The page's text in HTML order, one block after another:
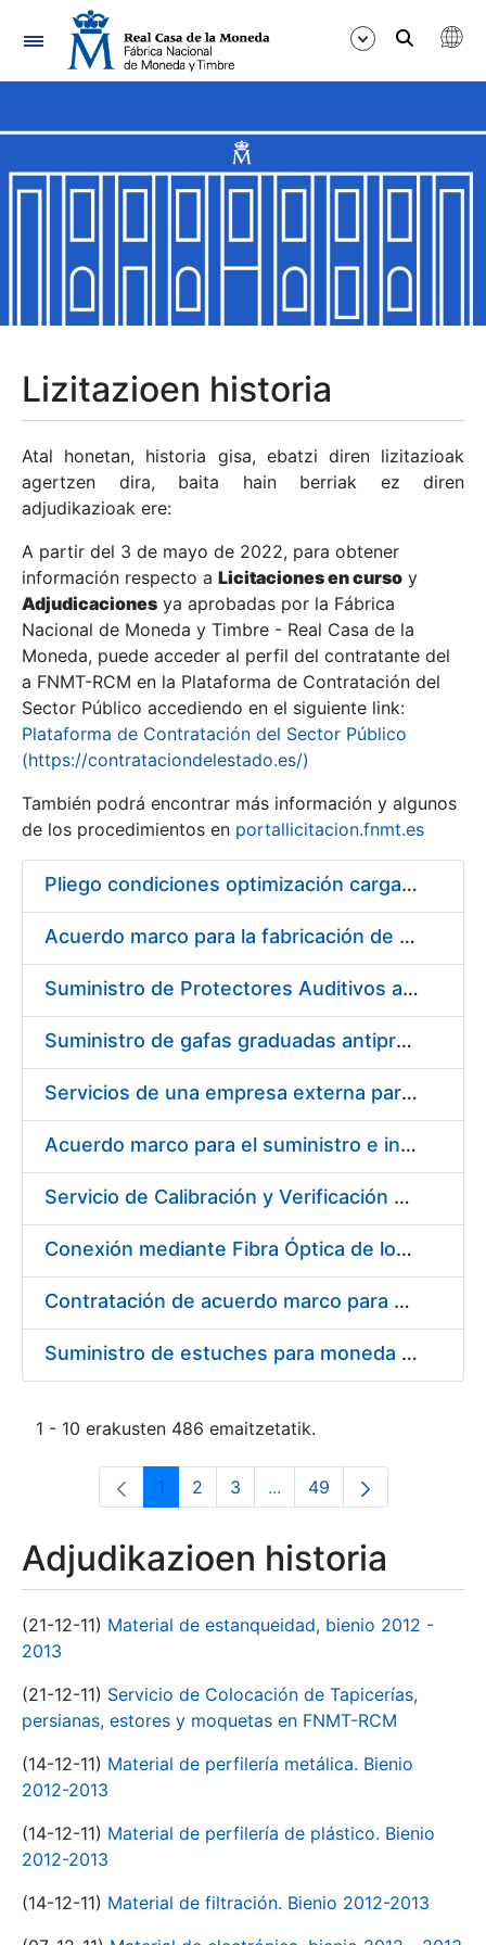
Nabigazioa
Erakutsi/Ezkutatu
Erakutsi/Ezkutatu
Erakutsi/Ezkutatu
Erakutsi/Ezkutatu
Erakutsi/Ezkutatu
Erakutsi/Ezkutatu
Erakutsi/Ezkutatu
Erakutsi/Ezkutatu
Lizitazioen historia
Atal honetan, historia gisa, ebatzi diren lizitazioak
agertzen dira, baita hain berriak ez diren
adjudikazioak ere:
A partir del 3 de mayo de 2022, para obtener
información respecto a Licitaciones en curso y
Adjudicaciones ya aprobadas por la Fábrica
Nacional de Moneda y Timbre - Real Casa de la
Moneda, puede acceder al perfil del contratante del
a FNMT-RCM en la Plataforma de Contratación del
Sector Público accediendo en el siguiente link:
Plataforma de Contratación del Sector Público
(https://contrataciondelestado.es/)
También podrá encontrar más información y algunos
de los procedimientos en portallicitacion.fnmt.es
Pliego condiciones optimización cargas compras firmado
Acuerdo marco para la fabricación de piezas
Suministro de Protectores Auditivos a medida para las personas trabajadoras de los Centros de Trabajo de Madrid y Burgos
Suministro de gafas graduadas antiproyecciones para los trabajadores de la FNMT-RCM en los centros de trabajo de Madrid y Burgos
Servicios de una empresa externa para el asesoramiento y resolución de los recursos de alzada que se presentan relacionados con procesos de selección para la FNMT-RCM
Acuerdo marco para el suministro e instalación de persianas, estores y otros complementos
Servicio de Calibración y Verificación Externa de los Equipos de Medición del Servicio de Prevención de la FNMT-RCM
Conexión mediante Fibra Óptica de los Centros de Proceso de Datos (CPDs) de las sedes de la FNMT-RCM de Burgos y Madrid
Contratación de acuerdo marco para el Suministro de Material de Electricidad para la Fábrica Nacional de Moneda y Timbre-Real Casa de la Moneda en su centro de trabajo de Burgos
Suministro de estuches para moneda de 30 €
1 - 10 erakusten 486 emaitzetatik.
Orrialdea
1 Orrialdea
2 Orrialdea
3 ...Intermediate Pages Use
Orrialdea
49
Adjudikazioen historia
(21-12-11) Material de estanqueidad, bienio 2012 -
2013
(21-12-11) Servicio de Colocación de Tapicerías,
persianas, estores y moquetas en FNMT-RCM
(14-12-11) Material de perfilería metálica. Bienio
2012-2013
(14-12-11) Material de perfilería de plástico. Bienio
2012-2013
(14-12-11) Material de filtración. Bienio 2012-2013